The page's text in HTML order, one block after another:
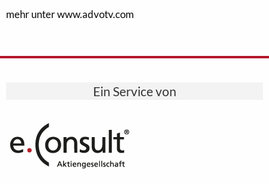
mehr unter www.advotv.com
Ein Service von